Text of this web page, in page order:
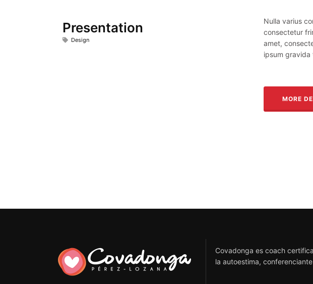
Presentation
Design
Nulla varius
consectetur
amet,
ipsum
MORE
Covadonga es coach
la autoestima,